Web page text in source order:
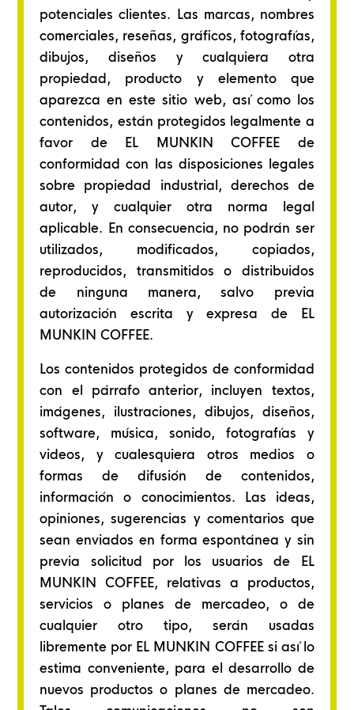
potenciales clientes. Las marcas, nombres
comerciales, reseñas, gráficos, fotografías,
dibujos, diseños y cualquiera otra
propiedad, producto y elemento que
aparezca en este sitio web, así como los
contenidos, están protegidos legalmente a
favor de EL MUNKIN COFFEE de
conformidad con las disposiciones legales
sobre propiedad industrial, derechos de
autor, y cualquier otra norma legal
aplicable. En consecuencia, no podrán ser
utilizados, modificados, copiados,
reproducidos, transmitidos o distribuidos
de ninguna manera, salvo previa
autorización escrita y expresa de EL
MUNKIN COFFEE.
Los contenidos protegidos de conformidad
con el párrafo anterior, incluyen textos,
imágenes, ilustraciones, dibujos, diseños,
software, música, sonido, fotografías y
videos, y cualesquiera otros medios o
formas de difusión de contenidos,
información o conocimientos. Las ideas,
opiniones, sugerencias y comentarios que
sean enviados en forma espontánea y sin
previa solicitud por los usuarios de EL
MUNKIN COFFEE, relativas a productos,
servicios o planes de mercadeo, o de
cualquier otro tipo, serán usadas
libremente por EL MUNKIN COFFEE si así lo
estima conveniente, para el desarrollo de
nuevos productos o planes de mercadeo.